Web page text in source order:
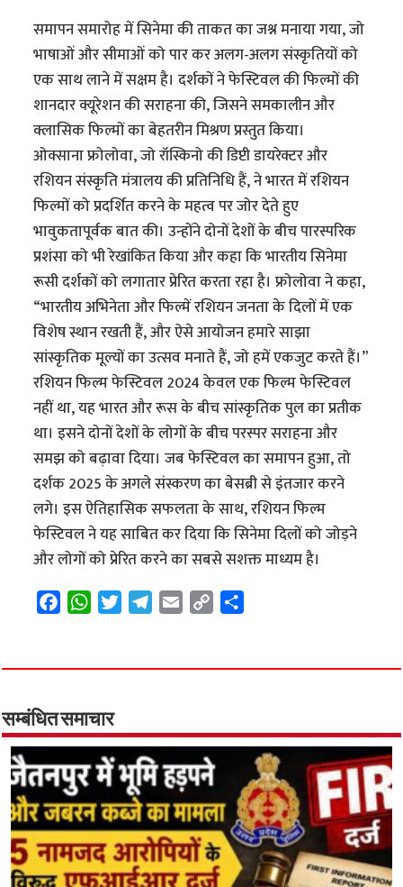
समापन समारोह में सिनेमा की ताकत का जश्न मनाया गया, जो
भाषाओं और सीमाओं को पार कर अलग-अलग संस्कृतियों को
एक साथ लाने में सक्षम है। दर्शकों ने फेस्टिवल की फिल्मों की
शानदार क्यूरेशन की सराहना की, जिसने समकालीन और
क्लासिक फिल्मों का बेहतरीन मिश्रण प्रस्तुत किया।
ओक्साना फ्रोलोवा, जो रॉस्किनो की डिप्टी डायरेक्टर और
रशियन संस्कृति मंत्रालय की प्रतिनिधि हैं, ने भारत में रशियन
फिल्मों को प्रदर्शित करने के महत्व पर जोर देते हुए
भावुकतापूर्वक बात की। उन्होंने दोनों देशों के बीच पारस्परिक
प्रशंसा को भी रेखांकित किया और कहा कि भारतीय सिनेमा
रूसी दर्शकों को लगातार प्रेरित करता रहा है। फ्रोलोवा ने कहा,
“भारतीय अभिनेता और फिल्में रशियन जनता के दिलों में एक
विशेष स्थान रखती हैं, और ऐसे आयोजन हमारे साझा
सांस्कृतिक मूल्यों का उत्सव मनाते हैं, जो हमें एकजुट करते हैं।”
रशियन फिल्म फेस्टिवल 2024 केवल एक फिल्म फेस्टिवल
नहीं था, यह भारत और रूस के बीच सांस्कृतिक पुल का प्रतीक
था। इसने दोनों देशों के लोगों के बीच परस्पर सराहना और
समझ को बढ़ावा दिया। जब फेस्टिवल का समापन हुआ, तो
दर्शक 2025 के अगले संस्करण का बेसब्री से इंतजार करने
लगे। इस ऐतिहासिक सफलता के साथ, रशियन फिल्म
फेस्टिवल ने यह साबित कर दिया कि सिनेमा दिलों को जोड़ने
और लोगों को प्रेरित करने का सबसे सशक्त माध्यम है।
F
e
o
o
k
W
t
A
p
p
T
t
r
T
e
a
m
E
i
C
y
n
k
r
सम्बंधित समाचार